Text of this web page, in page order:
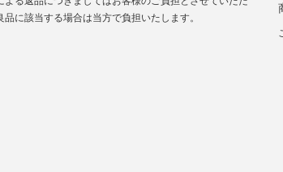
品に該当する場合は当方で負担いたします。